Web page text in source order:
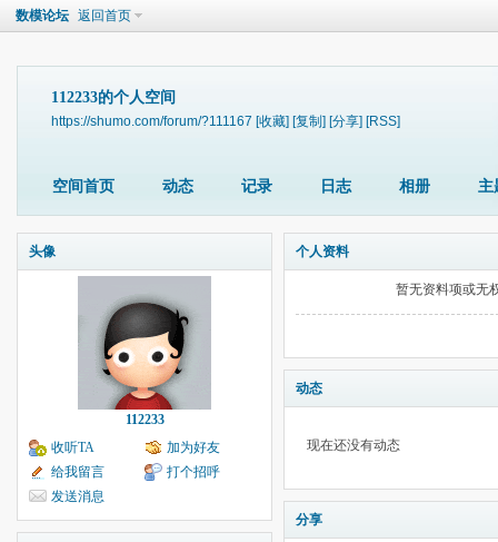
数模论坛 返回首页
112233的个人空间
https://shumo.com/forum/?111167 [收藏] [复制] [分享] [RSS]
空间首页 动态 记录 日志 相册 主
头像
112233
收听TA
加为好友
给我留言
打个招呼
发送消息
个人资料
暂无资料项或无
动态
现在还没有动态
分享